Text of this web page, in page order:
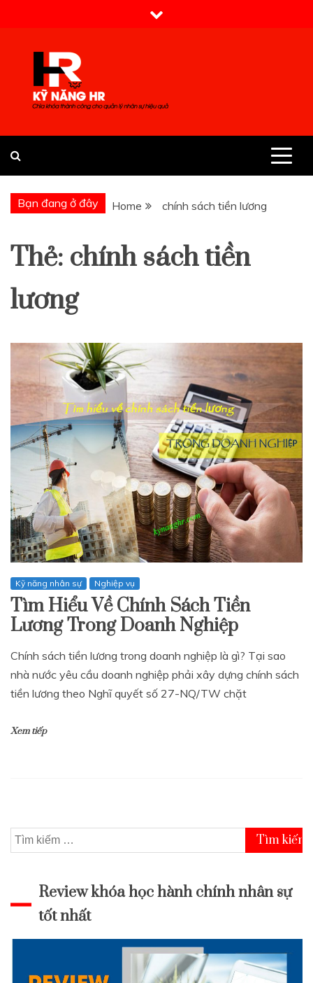
Kỹ Năng HR
Bạn đang ở đây Home chính sách tiền lương
Thẻ: chính sách tiền
lương
Kỹ năng nhân sự Nghiệp vụ
Tìm Hiểu Về Chính Sách Tiền
Lương Trong Doanh Nghiệp
Chính sách tiền lương trong doanh nghiệp là gì? Tại sao
nhà nước yêu cầu doanh nghiệp phải xây dựng chính sách
tiền lương theo Nghĩ quyết số 27-NQ/TW chặt
Xem tiếp
Tìm
kiếm
Review khóa học hành chính nhân sự
tốt nhất